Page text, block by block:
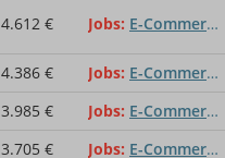
4.612 € Jobs E-Commerce-Consultant
4.386 € Jobs E-Commerce-Consultant
3.985 € Jobs E-Commerce-Consultant
3.705 € Jobs E-Commerce-Consultant